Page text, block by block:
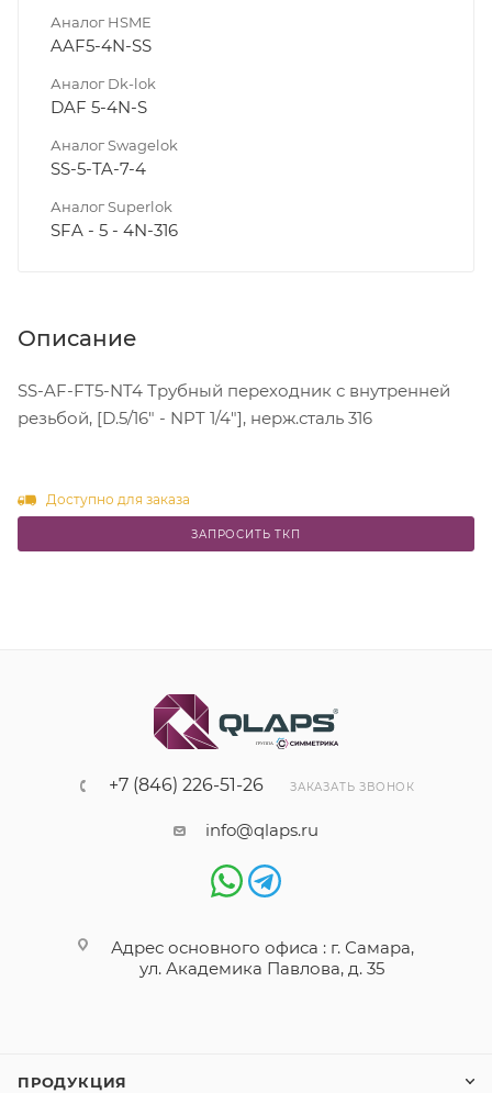
Аналог HSME
AAF5-4N-SS
Аналог Dk-lok
DAF 5-4N-S
Аналог Swagelok
SS-5-TA-7-4
Аналог Superlok
SFA - 5 - 4N-316
Описание
SS-AF-FT5-NT4 Трубный переходник с внутренней
резьбой, [D.5/16" - NPT 1/4"], нерж.сталь 316
Доступно для заказа
ЗАПРОСИТЬ ТКП
+7 (846) 226-51-26 ЗАКАЗАТЬ ЗВОНОК
info@qlaps.ru
Адрес основного офиса : г. Самара,
ул. Академика Павлова, д. 35
ПРОДУКЦИЯ